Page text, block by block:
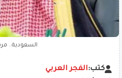
السعودية..
كتب:الفجر العربي